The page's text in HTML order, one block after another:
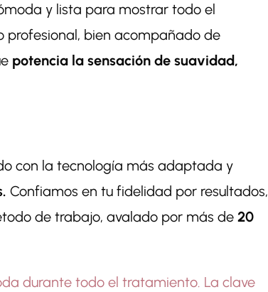
y lista para mostrar todo el
profesional, bien acompañado de
potencia la sensación de suavidad,
con la tecnología más adaptada y
Confiamos en tu fidelidad por resultados,
de trabajo, avalado por más de20
durante todo el tratamiento. La clave